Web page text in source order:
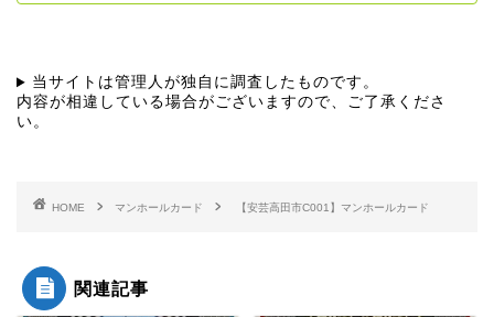
当サイトは管理人が独自に調査したものです。
内容が相違している場合がございますので、ご了承くださ
い。
HOME マンホールカード 【安芸高田市C001】マンホールカード
関連記事